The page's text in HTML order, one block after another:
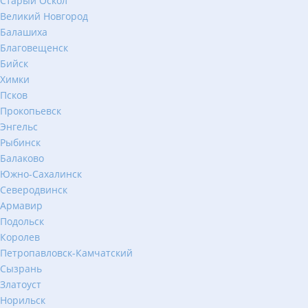
Великий Новгород
Балашиха
Благовещенск
Бийск
Химки
Псков
Прокопьевск
Энгельс
Рыбинск
Балаково
Южно-Сахалинск
Северодвинск
Армавир
Подольск
Королев
Петропавловск-Камчатский
Сызрань
Златоуст
Норильск